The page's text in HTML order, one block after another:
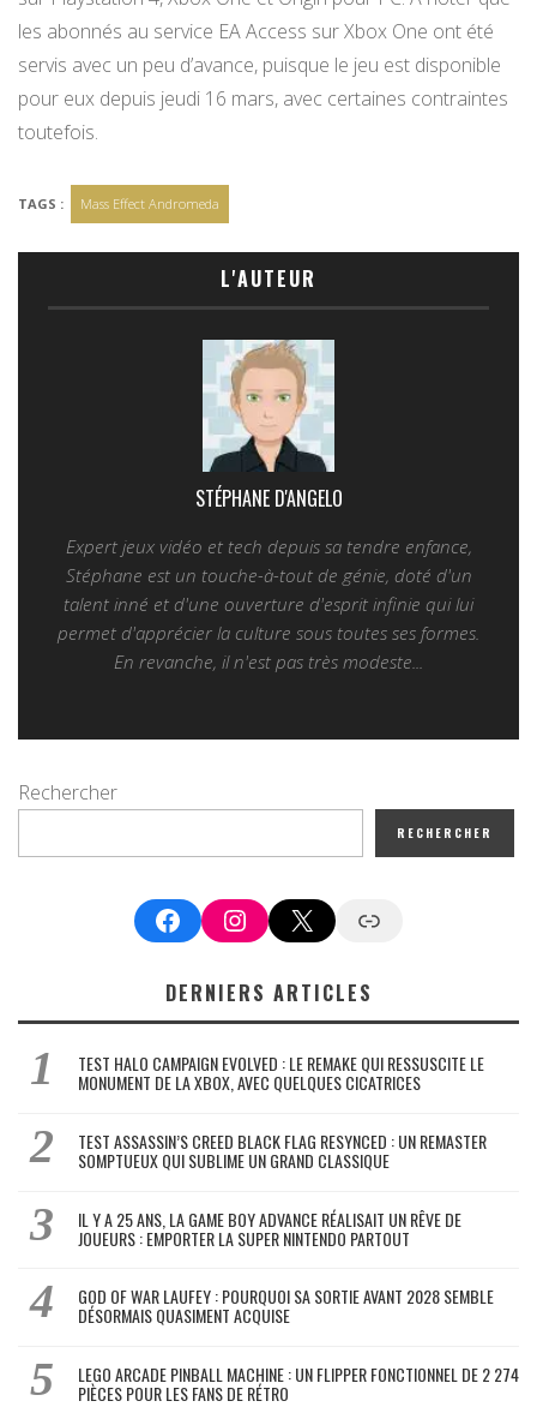
les abonnés au service EA Access sur Xbox One ont été
servis avec un peu d’avance, puisque le jeu est disponible
pour eux depuis jeudi 16 mars, avec certaines contraintes
toutefois.
TAGS : Mass Effect Andromeda
L'AUTEUR
STÉPHANE D'ANGELO
Expert jeux vidéo et tech depuis sa tendre enfance,
Stéphane est un touche-à-tout de génie, doté d'un
talent inné et d'une ouverture d'esprit infinie qui lui
permet d'apprécier la culture sous toutes ses formes.
En revanche, il n'est pas très modeste...
Rechercher
RECHERCHER
FacebookInstagram
X Google News
DERNIERS ARTICLES
TEST HALO CAMPAIGN EVOLVED : LE REMAKE QUI RESSUSCITE LE
MONUMENT DE LA XBOX, AVEC QUELQUES CICATRICES
TEST ASSASSIN’S CREED BLACK FLAG RESYNCED : UN REMASTER
SOMPTUEUX QUI SUBLIME UN GRAND CLASSIQUE
IL Y A 25 ANS, LA GAME BOY ADVANCE RÉALISAIT UN RÊVE DE
JOUEURS : EMPORTER LA SUPER NINTENDO PARTOUT
GOD OF WAR LAUFEY : POURQUOI SA SORTIE AVANT 2028 SEMBLE
DÉSORMAIS QUASIMENT ACQUISE
LEGO ARCADE PINBALL MACHINE : UN FLIPPER FONCTIONNEL DE 2 274
PIÈCES POUR LES FANS DE RÉTRO